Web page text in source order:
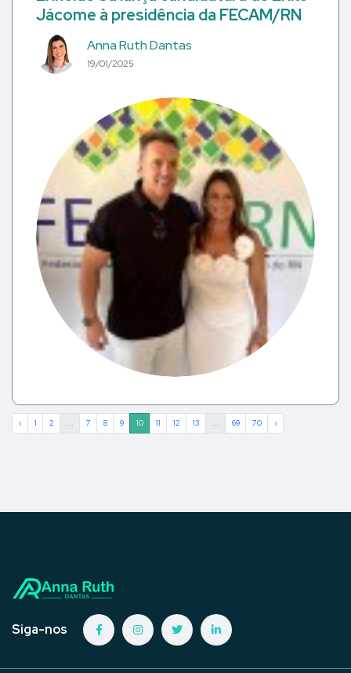
Jácome à presidência da FECAM/RN
Anna Ruth Dantas
19/01/2025
‹ 1 2 ... 7 8 9 10 11 12 13 ... 69 70 ›
Siga-nos